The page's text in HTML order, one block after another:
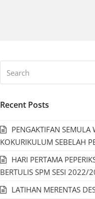
Recent Posts
PENGAKTIFAN SEMULA
KOKURIKULUM SEBELAH
HARI PERTAMA
BERTULIS SPM SESI 2022/
LATIHAN MERENTAS